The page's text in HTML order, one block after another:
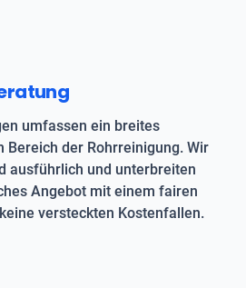
umfassen ein breites
Bereich der Rohrreinigung. Wir
ausführlich und unterbreiten
Angebot mit einem fairen
versteckten Kostenfallen.